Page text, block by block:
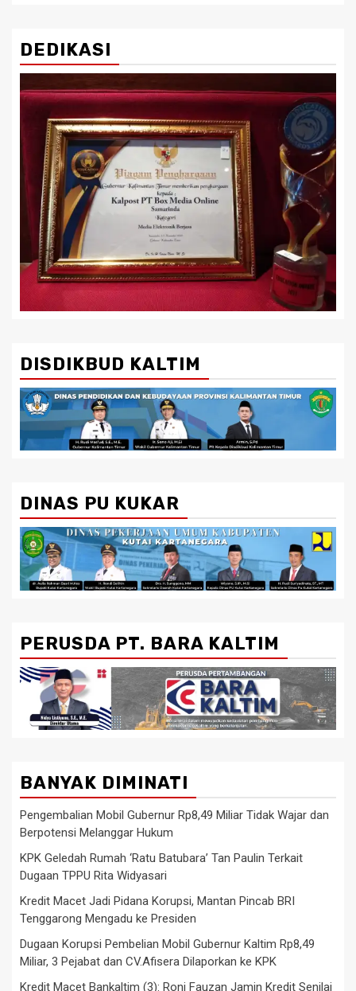
DEDIKASI
DISDIKBUD KALTIM
DINAS PU KUKAR
PERUSDA PT. BARA KALTIM
BANYAK DIMINATI
Pengembalian Mobil Gubernur Rp8,49 Miliar Tidak Wajar dan
Berpotensi Melanggar Hukum
KPK Geledah Rumah ‘Ratu Batubara’ Tan Paulin Terkait
Dugaan TPPU Rita Widyasari
Kredit Macet Jadi Pidana Korupsi, Mantan Pincab BRI
Tenggarong Mengadu ke Presiden
Dugaan Korupsi Pembelian Mobil Gubernur Kaltim Rp8,49
Miliar, 3 Pejabat dan CV.Afisera Dilaporkan ke KPK
Kredit Macet Bankaltim (3): Roni Fauzan Jamin Kredit Senilai